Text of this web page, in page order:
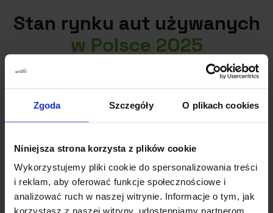
Zgoda Szczegóły O plikach cookies
Niniejsza strona korzysta z plików cookie
Wykorzystujemy pliki cookie do spersonalizowania treści
i reklam, aby oferować funkcje społecznościowe i
analizować ruch w naszej witrynie. Informacje o tym, jak
korzystasz z naszej witryny, udostępniamy partnerom
Stan rynku aut używanych
w Polsce 2025
Autotesto to największa sieć niezależnych
ekspertamii pomogliśmy zaoszczędzić naszym
klientom ponad827 mln złna zakupach
niewartych uwagi.